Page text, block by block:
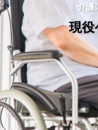
介護
現役